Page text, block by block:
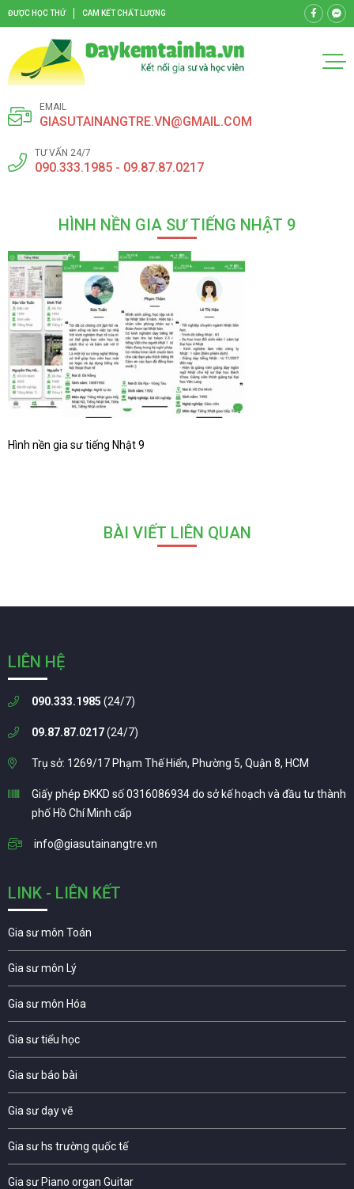
ĐƯỢC HỌC THỬ CAM KẾT CHẤT LƯỢNG
EMAIL
GIASUTAINANGTRE.VN@GMAIL.COM
TƯ VẤN 24/7
090.333.1985 - 09.87.87.0217
HÌNH NỀN GIA SƯ TIẾNG NHẬT 9
Hình nền gia sư tiếng Nhật 9
BÀI VIẾT LIÊN QUAN
LIÊN HỆ
090.333.1985 (24/7)
09.87.87.0217(24/7)
Trụ sở: 1269/17 Phạm Thế Hiển, Phường 5, Quận 8, HCM
Giấy phép ĐKKD số 0316086934 do sở kế hoạch và đầu tư thành
phố Hồ Chí Minh cấp
info@giasutainangtre.vn
LINK - LIÊN KẾT
Gia sư môn Toán
Gia sư môn Lý
Gia sư môn Hóa
Gia sư tiểu học
Gia sư báo bài
Gia sư dạy vẽ
Gia sư hs trường quốc tế
Gia sư Piano organ Guitar